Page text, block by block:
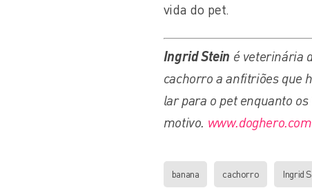
vida do pet.
Ingrid Stein é veterinária
cachorro a anfitriões que
lar para o pet enquanto
motivo.
banana cachorro Ingrid